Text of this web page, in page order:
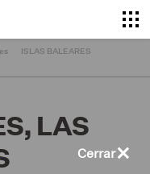
ISLAS BALEARES
LAS
Cerrar×